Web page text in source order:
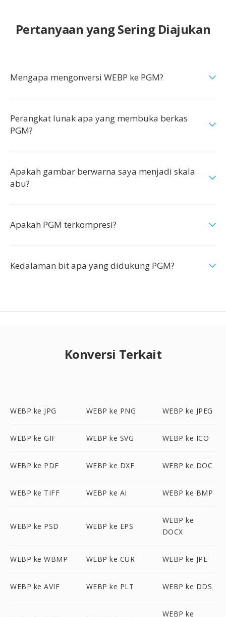
Pertanyaan yang Sering Diajukan
Mengapa mengonversi WEBP ke PGM?
Perangkat lunak apa yang membuka berkas
PGM?
Apakah gambar berwarna saya menjadi skala
abu?
Apakah PGM terkompresi?
Kedalaman bit apa yang didukung PGM?
Konversi Terkait
WEBP ke JPG WEBP ke PNG WEBP ke JPEG
WEBP ke GIF WEBP ke SVG WEBP ke ICO
WEBP ke PDF WEBP ke DXF WEBP ke DOC
WEBP ke TIFF WEBP ke AI WEBP ke BMP
WEBP ke PSD WEBP ke EPS
WEBP ke
DOCX
WEBP ke WBMP WEBP ke CUR WEBP ke JPE
WEBP ke AVIF WEBP ke PLT WEBP ke DDS
WEBP ke